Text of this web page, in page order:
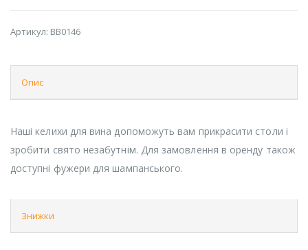
Артикул: BB0146
Опис
Наші келихи для вина допоможуть вам прикрасити столи і
зробити свято незабутнім. Для замовлення в оренду також
доступні фужери для шампанського.
Знижки